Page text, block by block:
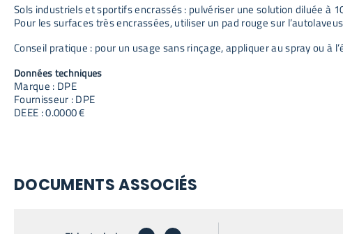
Sols industriels et sportifs encrassés : pulvériser une solution diluée à
Pour les surfaces très encrassées, utiliser un pad rouge sur
Conseil pratique : pour un usage sans rinçage, appliquer au spray ou à
Données techniques
Marque : DPE
Fournisseur : DPE
DEEE : 0.0000 €
DOCUMENTS ASSOCIÉS